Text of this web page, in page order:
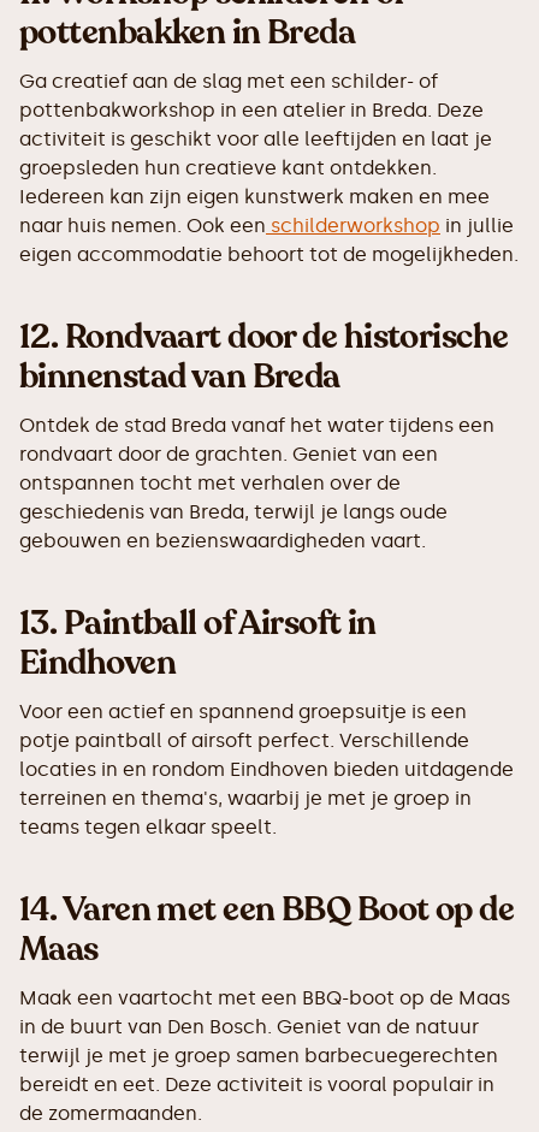
pottenbakken in Breda
Ga creatief aan de slag met een schilder- of
pottenbakworkshop in een atelier in Breda. Deze
activiteit is geschikt voor alle leeftijden en laat je
groepsleden hun creatieve kant ontdekken.
Iedereen kan zijn eigen kunstwerk maken en mee
naar huis nemen. Ook een schilderworkshop in jullie
eigen accommodatie behoort tot de mogelijkheden.
12.Rondvaart door de historische
binnenstad van Breda
Ontdek de stad Breda vanaf het water tijdens een
rondvaart door de grachten. Geniet van een
ontspannen tocht met verhalen over de
geschiedenis van Breda, terwijl je langs oude
gebouwen en bezienswaardigheden vaart.
13.Paintball of Airsoft in
Eindhoven
Voor een actief en spannend groepsuitje is een
potje paintball of airsoft perfect. Verschillende
locaties in en rondom Eindhoven bieden uitdagende
terreinen en thema's, waarbij je met je groep in
teams tegen elkaar speelt.
14.Varen met een BBQ Boot op de
Maas
Maak een vaartocht met een BBQ-boot op de Maas
in de buurt van Den Bosch. Geniet van de natuur
terwijl je met je groep samen barbecuegerechten
bereidt en eet. Deze activiteit is vooral populair in
de zomermaanden.